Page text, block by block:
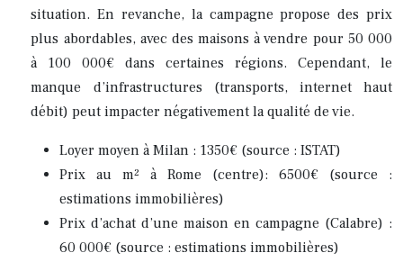
situation. En revanche, la campagne propose des prix
plus abordables, avec des maisons à vendre pour 50 000
à 100 000€ dans certaines régions. Cependant, le
manque d’infrastructures (transports, internet haut
débit) peut impacter négativement la qualité de vie.
Loyer moyen à Milan : 1350€ (source : ISTAT)
Prix au m² à Rome (centre): 6500€ (source :
estimations immobilières)
Prix d’achat d’une maison en campagne (Calabre) :
60 000€ (source : estimations immobilières)